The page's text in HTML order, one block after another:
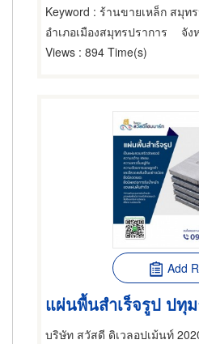
Keyword : ร้านขายเหล็ก สมุท
อำเภอเมืองสมุทรปราการ
จัง
Views : 894 Time(s)
Add
แผ่นพื้นสำเร็จรูป ปทุ
บริษัท สวัสดี ดิเวลอปเม้นท์